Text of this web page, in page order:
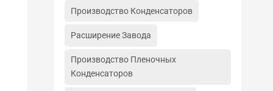
Производство Конденсаторов
Расширение Завода
Производство Пленочных
Конденсаторов